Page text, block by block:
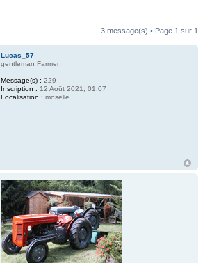
3 message(s) • Page 1 sur 1
Lucas_57
gentleman Farmer
Message(s) : 229
Inscription : 12 Août 2021, 01:07
Localisation : moselle